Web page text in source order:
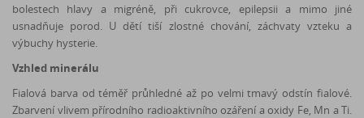
bolestech hlavy a migréně, při cukrovce, epilepsii a mimo jiné
usnadňuje porod. U dětí tiší zlostné chování, záchvaty vzteku a
výbuchy hysterie.
Vzhled minerálu
Fialová barva od téměř průhledné až po velmi tmavý odstín fialové.
Zbarvení vlivem přírodního radioaktivního ozáření a oxidy Fe, Mn a Ti.